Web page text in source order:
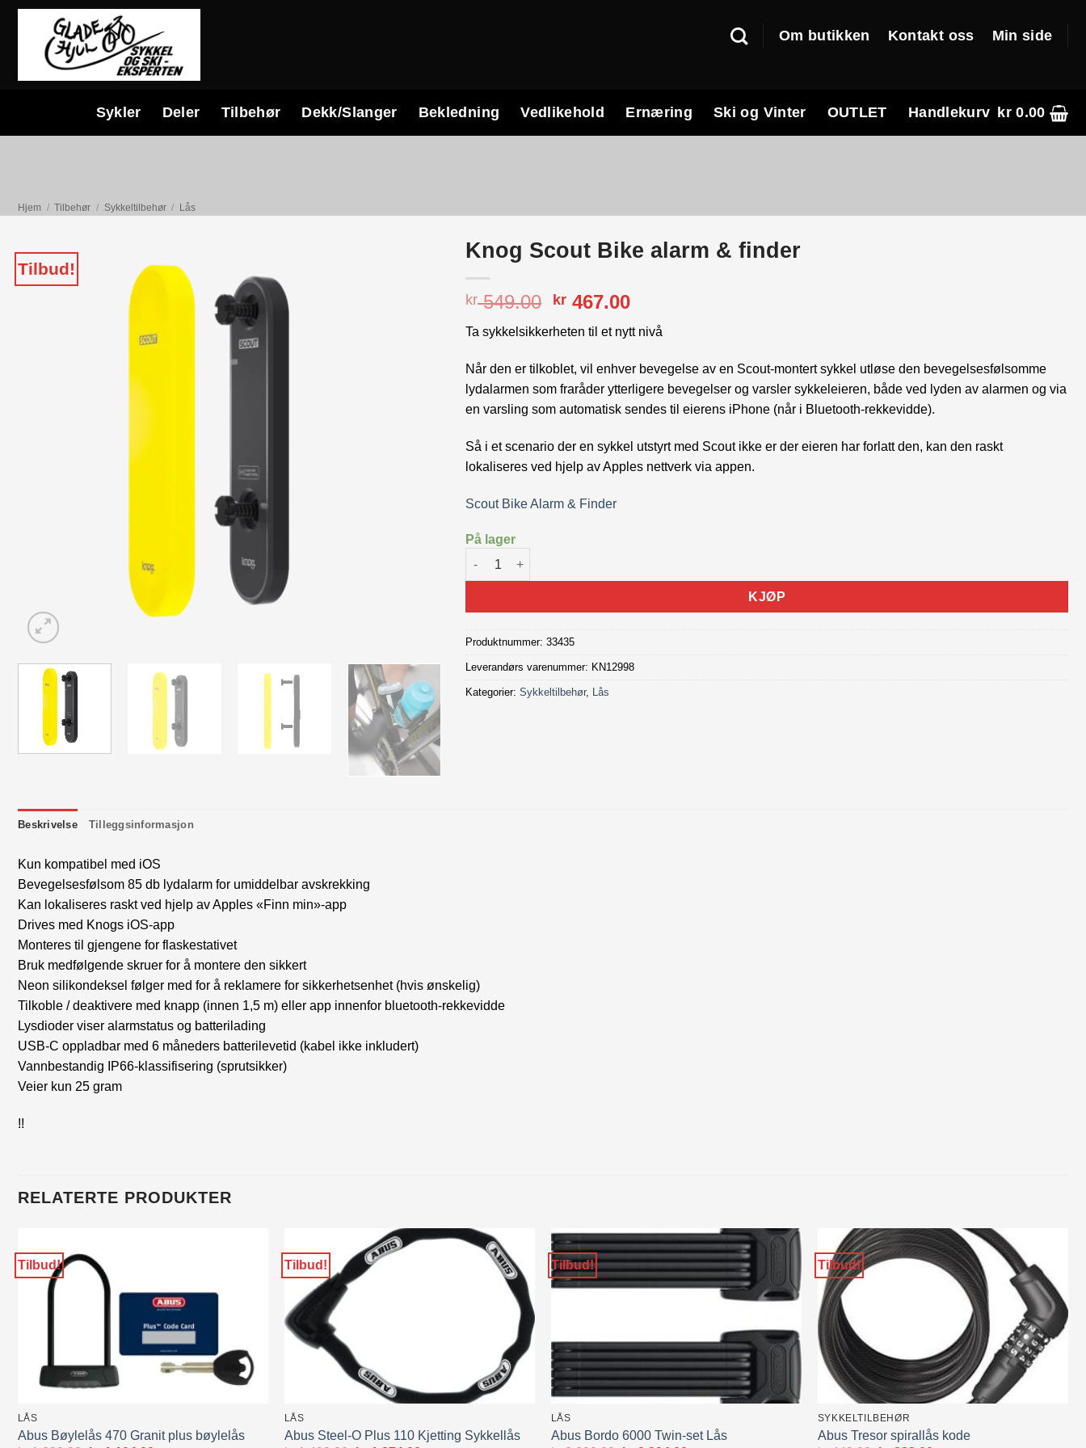
Skip
Om butikken Kontakt oss Min side
Sykler Deler Tilbehør Dekk/Slanger Bekledning Vedlikehold Ernæring Ski og Vinter OUTLET Handlekurv kr0.00
Hjem / Tilbehør / Sykkeltilbehør / Lås
Tilbud!
Knog Scout Bike alarm & finder
kr549.00 Opprinnelig
var:
kr 549.00.
kr 467.00Nåværende
pris
er:
kr 467.00.
Ta sykkelsikkerheten til et nytt nivå
Når den er tilkoblet, vil enhver bevegelse av en Scout-montert sykkel utløse den bevegelsesfølsomme
lydalarmen som fraråder ytterligere bevegelser og varsler sykkeleieren, både ved lyden av alarmen og via
en varsling som automatisk sendes til eierens iPhone (når i Bluetooth-rekkevidde).
Så i et scenario der en sykkel utstyrt med Scout ikke er der eieren har forlatt den, kan den raskt
lokaliseres ved hjelp av Apples nettverk via appen.
Scout Bike Alarm & Finder
På lager
Knog Scout Bike alarm & finder antall
KJØP
Produktnummer:33435
Leverandørs varenummer: KN12998
Kategorier:Sykkeltilbehør, Lås
Beskrivelse Tilleggsinformasjon
Kun kompatibel med iOS
Bevegelsesfølsom 85 db lydalarm for umiddelbar avskrekking
Kan lokaliseres raskt ved hjelp av Apples «Finn min»-app
Drives med Knogs iOS-app
Monteres til gjengene for flaskestativet
Bruk medfølgende skruer for å montere den sikkert
Neon silikondeksel følger med for å reklamere for sikkerhetsenhet (hvis ønskelig)
Tilkoble / deaktivere med knapp (innen 1,5 m) eller app innenfor bluetooth-rekkevidde
Lysdioder viser alarmstatus og batterilading
USB-C oppladbar med 6 måneders batterilevetid (kabel ikke inkludert)
Vannbestandig IP66-klassifisering (sprutsikker)
Veier kun 25 gram
!!
RELATERTE PRODUKTER
Tilbud!
LÅS
Abus Bøylelås 470 Granit plus bøylelås
Tilbud!
LÅS
Abus Steel-O Plus 110 Kjetting Sykkellås
Tilbud!
LÅS
Abus Bordo 6000 Twin-set Lås
Tilbud!
SYKKELTILBEHØR
Abus Tresor spirallås kode